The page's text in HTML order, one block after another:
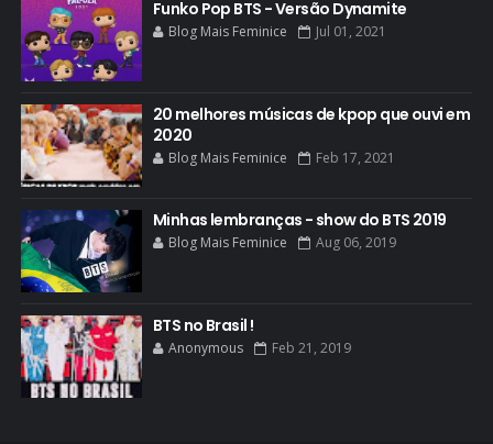
Funko Pop BTS - Versão Dynamite
Blog Mais Feminice Jul 01, 2021
20 melhores músicas de kpop que ouvi em
2020
Blog Mais Feminice Feb 17, 2021
Minhas lembranças - show do BTS 2019
Blog Mais Feminice Aug 06, 2019
BTS no Brasil !
Anonymous Feb 21, 2019